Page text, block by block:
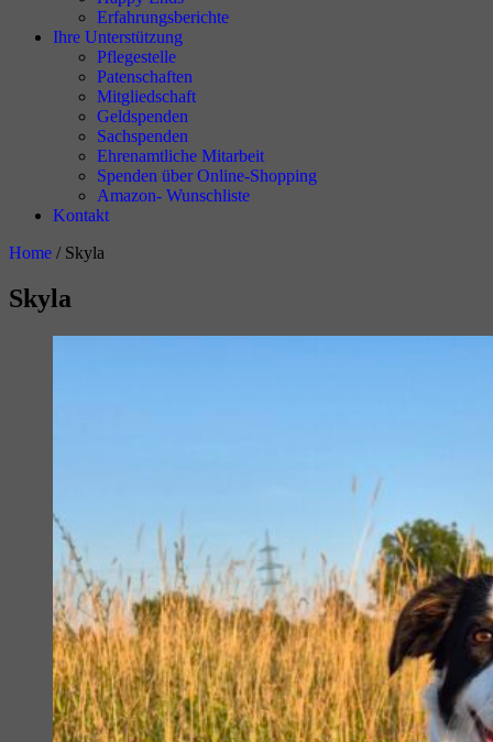
Erfahrungsberichte
Ihre Unterstützung
Pflegestelle
Patenschaften
Mitgliedschaft
Geldspenden
Sachspenden
Ehrenamtliche Mitarbeit
Spenden über Online-Shopping
Amazon- Wunschliste
Kontakt
Home / Skyla
Skyla